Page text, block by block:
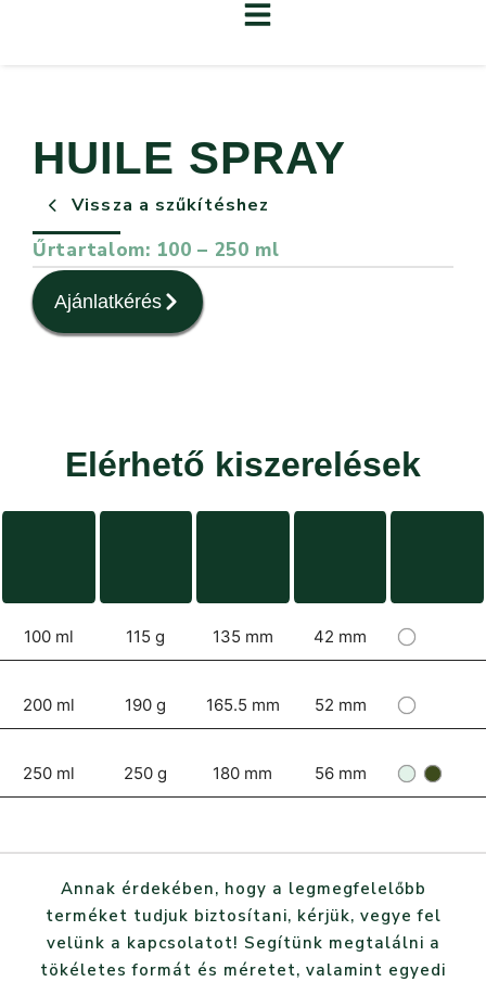
HUILE SPRAY
Vissza a szűkítéshez
Űrtartalom: 100 – 250 ml
Ajánlatkérés
Elérhető kiszerelések
100 ml 115 g 135 mm 42 mm
200 ml 190 g 165.5 mm 52 mm
250 ml 250 g 180 mm 56 mm
Annak érdekében, hogy a legmegfelelőbb
terméket tudjuk biztosítani, kérjük, vegye fel
velünk a kapcsolatot! Segítünk megtalálni a
tökéletes formát és méretet, valamint egyedi